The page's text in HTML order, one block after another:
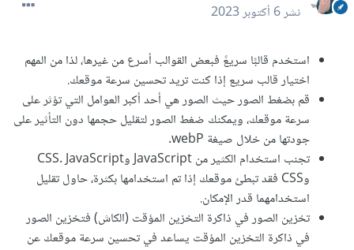
نشر6 أكتوبر 2023
استخدم قالبًا سريعً فبعض القوالب أسرع من غيرها، لذا من المهم
اختيار قالب سريع إذا كنت تريد تحسين سرعة موقعك.
قم بضغط الصور حيث الصور هي أحد أكبر العوامل التي تؤثر على
سرعة موقعك، ويمكنك ضغط الصور لتقليل حجمها دون التأثير على
جودتها من خلال صيغة webP.
تجنب استخدام الكثير من JavaScript وCSS. JavaScript
وCSS فقد تبطئ موقعك إذا تم استخدامها بكثرة، حاول تقليل
استخدامهما قدر الإمكان.
تخزين الصور في ذاكرة التخزين المؤقت (الكاش) فتخزين الصور
في ذاكرة التخزين المؤقت يساعد في تحسين سرعة موقعك عن